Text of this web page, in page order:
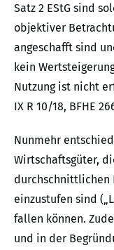
Satz 2 EStG sind
objektiver
angeschafft sind
kein
Nutzung ist nicht
IX R 10/18, BFHE
Nunmehr
Wirtschaftsgüter,
durchschnittlichen
einzustufen sind
fallen können.
und in der